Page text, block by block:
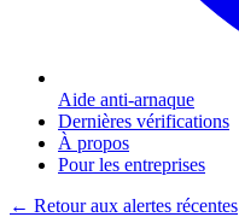
Aide anti-arnaque
Dernières vérifications
À propos
Pour les entreprises
← Retour aux alertes récentes